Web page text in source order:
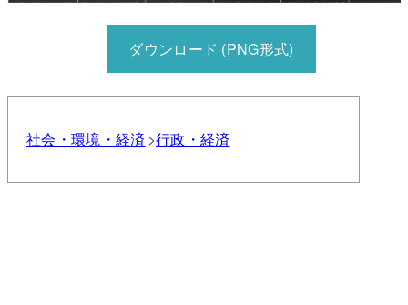
ダウンロード (PNG形式)
社会・環境・経済 行政・経済